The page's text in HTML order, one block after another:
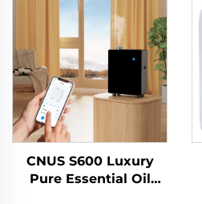
CNUS S600 Luxury
Pure Essential Oil